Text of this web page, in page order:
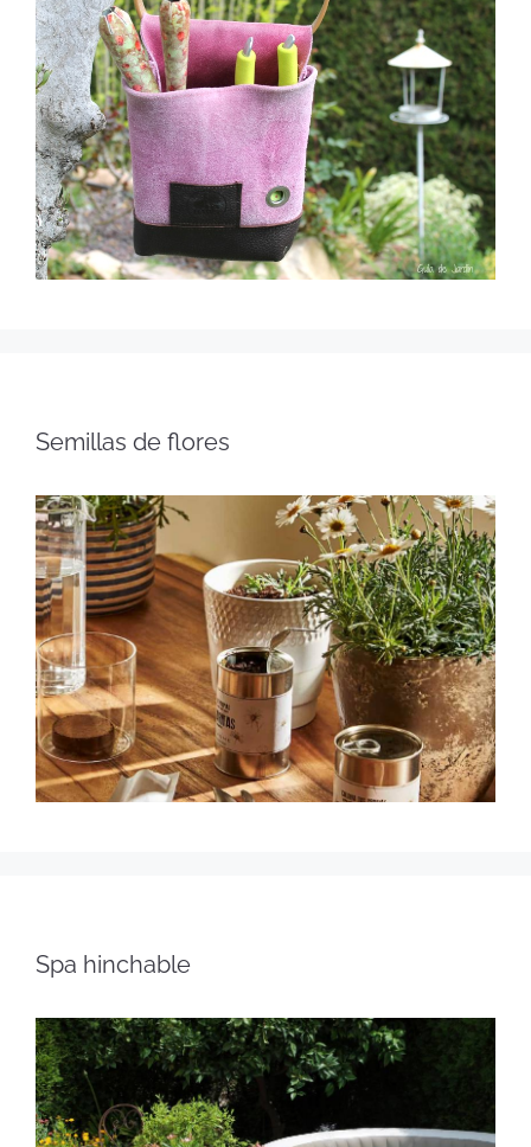
Semillas de flores
Spa hinchable